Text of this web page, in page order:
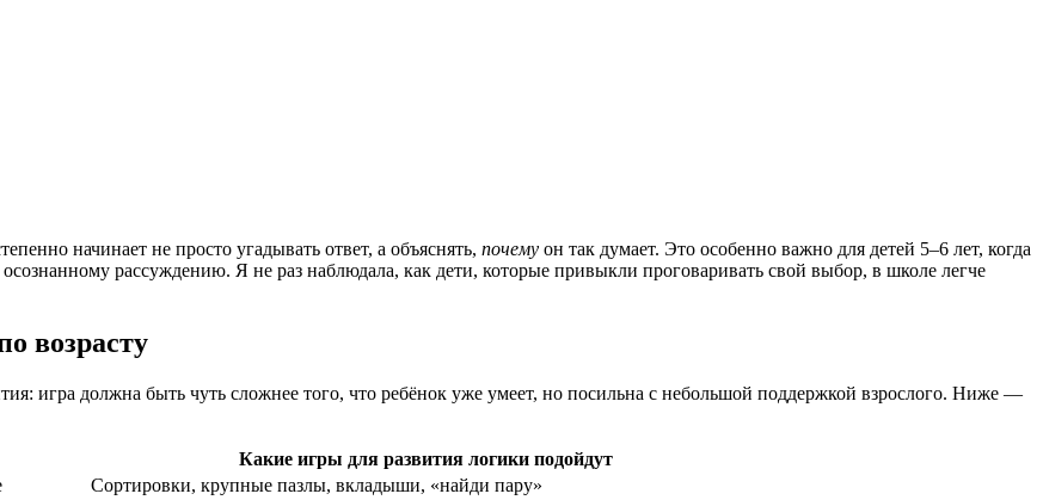
начинает не просто угадывать ответ, а объяснять, почему он так думает. Это особенно важно для детей 5–6 лет, когда
рассуждению. Я не раз наблюдала, как дети, которые привыкли проговаривать свой выбор, в школе легче
возрасту
игра должна быть чуть сложнее того, что ребёнок уже умеет, но посильна с небольшой поддержкой взрослого. Ниже —
Какие игры для развития логики подойдут
Сортировки, крупные пазлы, вкладыши, «найди пару»